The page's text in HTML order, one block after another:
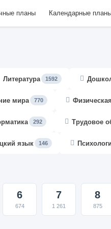
планы Календарные
Литература 1592
мира 770
292 Трудовое
язык 146
6
674
7
1 261
8
875